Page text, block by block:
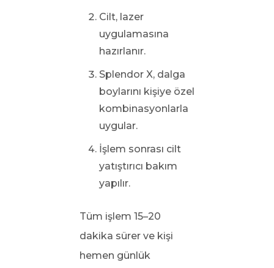
Cilt, lazer
uygulamasına
hazırlanır.
Splendor X, dalga
boylarını kişiye özel
kombinasyonlarla
uygular.
İşlem sonrası cilt
yatıştırıcı bakım
yapılır.
Tüm işlem 15–20
dakika sürer ve kişi
hemen günlük